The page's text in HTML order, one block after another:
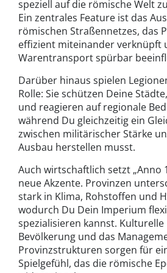
speziell auf die römische Welt
Ein zentrales Feature ist das
römischen Straßennetzes, das
effizient miteinander verknüpft
Warentransport spürbar
Darüber hinaus spielen
Rolle: Sie schützen Deine
und reagieren auf regionale
während Du gleichzeitig ein
zwischen militärischer Stärke
Ausbau herstellen musst.
Auch wirtschaftlich setzt „Anno
neue Akzente. Provinzen
stark in Klima, Rohstoffen und
wodurch Du Dein Imperium
spezialisieren kannst.
Bevölkerung und das
Provinzstrukturen sorgen für
Spielgefühl, das die römische